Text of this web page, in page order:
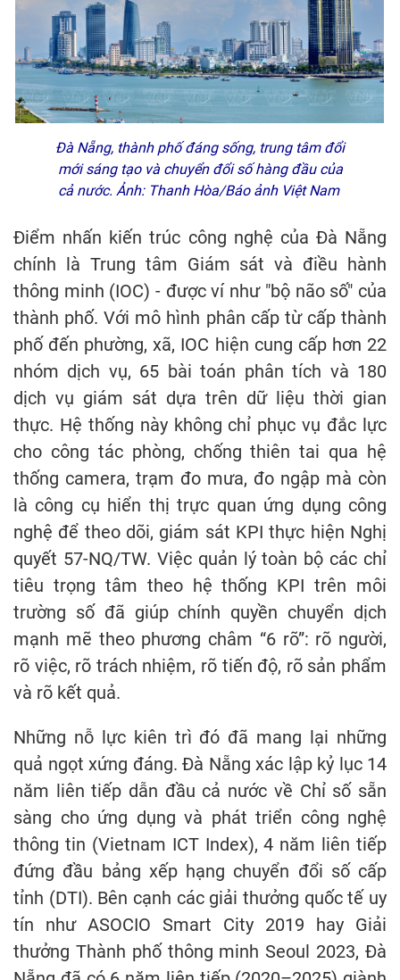
Đà Nẵng, thành phố đáng sống, trung tâm đổi
mới sáng tạo và chuyển đổi số hàng đầu của
cả nước. Ảnh: Thanh Hòa/Báo ảnh Việt Nam
Điểm nhấn kiến trúc công nghệ của Đà Nẵng
chính là Trung tâm Giám sát và điều hành
thông minh (IOC) - được ví như "bộ não số" của
thành phố. Với mô hình phân cấp từ cấp thành
phố đến phường, xã, IOC hiện cung cấp hơn 22
nhóm dịch vụ, 65 bài toán phân tích và 180
dịch vụ giám sát dựa trên dữ liệu thời gian
thực. Hệ thống này không chỉ phục vụ đắc lực
cho công tác phòng, chống thiên tai qua hệ
thống camera, trạm đo mưa, đo ngập mà còn
là công cụ hiển thị trực quan ứng dụng công
nghệ để theo dõi, giám sát KPI thực hiện Nghị
quyết 57-NQ/TW. Việc quản lý toàn bộ các chỉ
tiêu trọng tâm theo hệ thống KPI trên môi
trường số đã giúp chính quyền chuyển dịch
mạnh mẽ theo phương châm “6 rõ”: rõ người,
rõ việc, rõ trách nhiệm, rõ tiến độ, rõ sản phẩm
và rõ kết quả.
Những nỗ lực kiên trì đó đã mang lại những
quả ngọt xứng đáng. Đà Nẵng xác lập kỷ lục 14
năm liên tiếp dẫn đầu cả nước về Chỉ số sẵn
sàng cho ứng dụng và phát triển công nghệ
thông tin (Vietnam ICT Index), 4 năm liên tiếp
đứng đầu bảng xếp hạng chuyển đổi số cấp
tỉnh (DTI). Bên cạnh các giải thưởng quốc tế uy
tín như ASOCIO Smart City 2019 hay Giải
thưởng Thành phố thông minh Seoul 2023, Đà